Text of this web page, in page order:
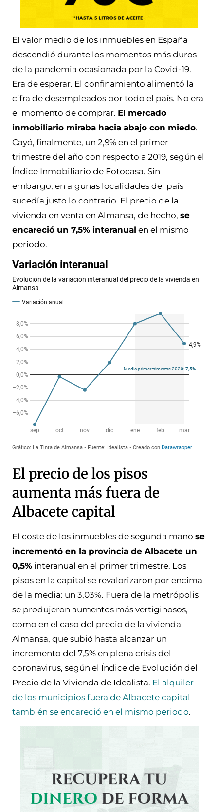
El valor medio de los inmuebles en España
descendió durante los momentos más duros
de la pandemia ocasionada por la Covid-19.
Era de esperar. El confinamiento alimentó la
cifra de desempleados por todo el país. No era
el momento de comprar. El mercado
inmobiliario miraba hacia abajo con miedo.
Cayó, finalmente, un 2,9% en el primer
trimestre del año con respecto a 2019, según el
Índice Inmobiliario de Fotocasa. Sin
embargo, en algunas localidades del país
sucedía justo lo contrario. El precio de la
vivienda en venta en Almansa, de hecho, se
encareció un 7,5% interanual en el mismo
periodo.
El precio de los pisos
aumenta más fuera de
Albacete capital
El coste de los inmuebles de segunda mano se
incrementó en la provincia de Albacete un
0,5% interanual en el primer trimestre. Los
pisos en la capital se revalorizaron por encima
de la media: un 3,03%. Fuera de la metrópolis
se produjeron aumentos más vertiginosos,
como en el caso del precio de la vivienda
Almansa, que subió hasta alcanzar un
incremento del 7,5% en plena crisis del
coronavirus, según el Índice de Evolución del
Precio de la Vivienda de Idealista. El alquiler
de los municipios fuera de Albacete capital
también se encareció en el mismo periodo.